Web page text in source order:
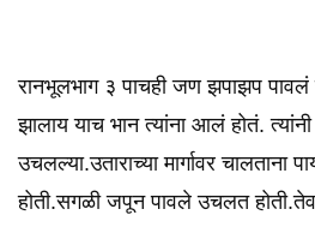
रानभूलभाग ३ पाचही जण झपाझप
झालाय याच भान त्यांना आलं होतं. त्यांनी
उचलल्या.उताराच्या मार्गावर चालताना
होती.सगळी जपून पावले उचलत